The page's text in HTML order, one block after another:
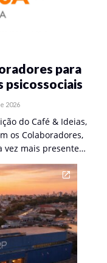
para
psicossociais
2026
do Café & Ideias,
os Colaboradores,
vez mais presente…